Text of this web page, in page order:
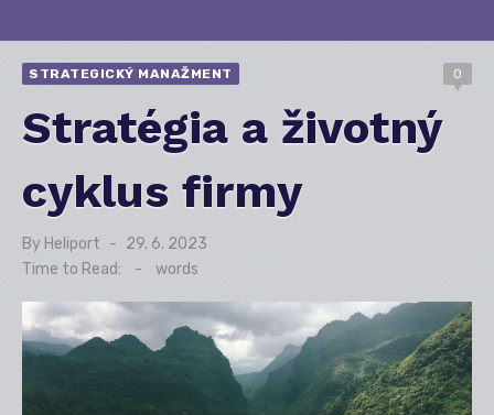
STRATEGICKÝ MANAŽMENT 0
Stratégia a životný
cyklus firmy
By Heliport
Posted
29. 6. 2023
Time to Read:
- words